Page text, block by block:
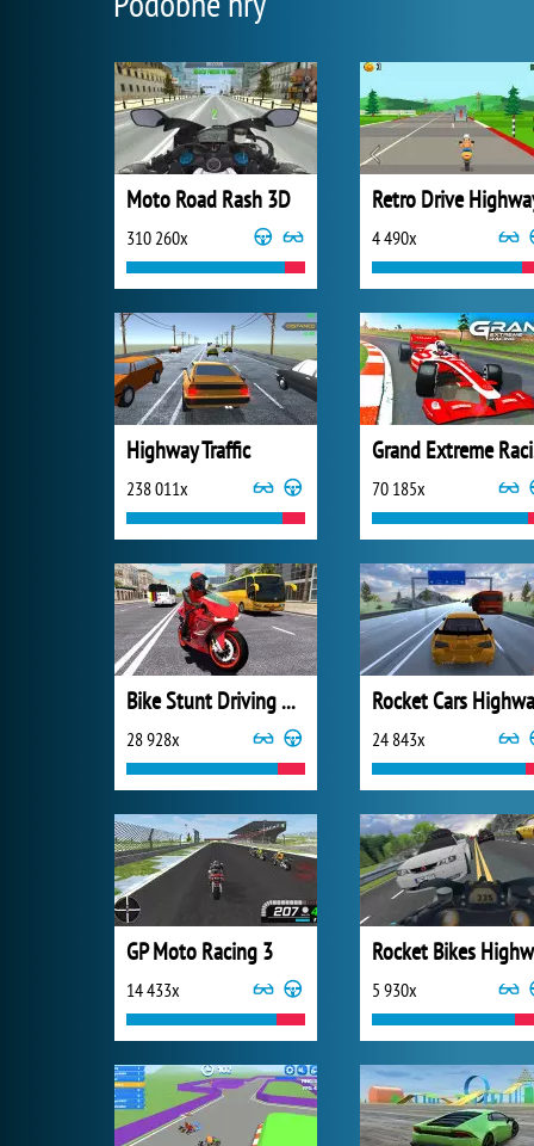
Moto Road Rash 3D
310 260x
Retro Drive
4 490x
Highway Traffic
238 011x 70 185x
Bike Stunt Driving Simulator 3D
28 928x 24 843x
GP Moto Racing 3
14 433x 5 930x